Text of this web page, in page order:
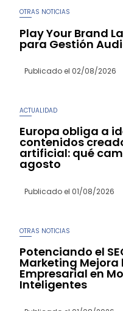
OTRAS NOTICIAS
Play Your Brand
para Gestión
Publicado el 02/08/2026
ACTUALIDAD
Europa obliga a
contenidos
artificial: qué
agosto
Publicado el 01/08/2026
OTRAS NOTICIAS
Potenciando el
Marketing
Empresarial en
Inteligentes